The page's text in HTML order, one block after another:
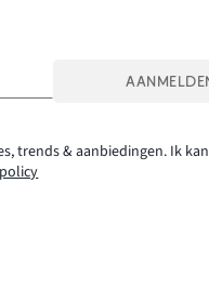
trends & aanbiedingen. Ik